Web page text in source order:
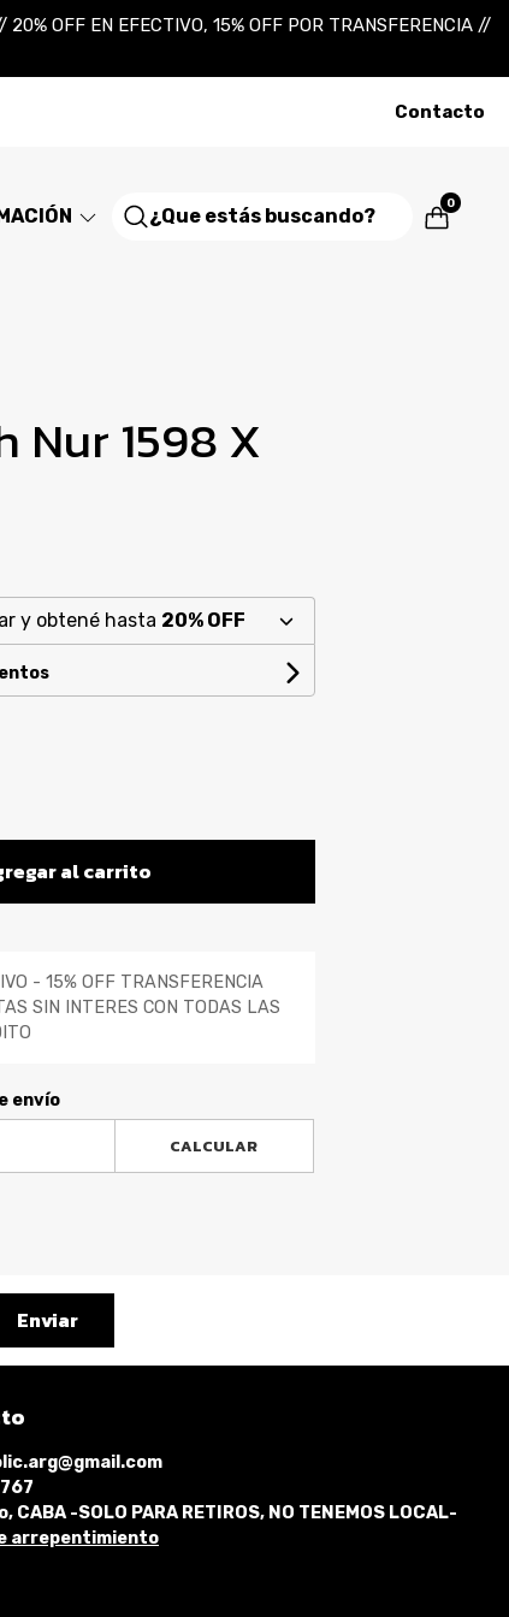
OFF EN EFECTIVO, 15% OFF POR TRANSFERENCIA //
Contacto
0
Nur 1598 X
y obtené hasta 20% OFF
al carrito
- 15% OFF TRANSFERENCIA
SIN INTERES CON TODAS LAS
envío
CALCULAR
Enviar
CABA -SOLO PARA RETIROS, NO TENEMOS LOCAL-
arrepentimiento